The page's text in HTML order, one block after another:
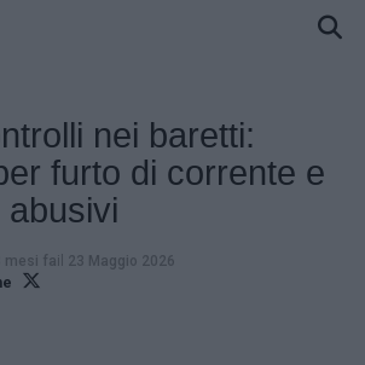
nei baretti:
furto di corrente e
abusivi
mesi fail 23 Maggio 2026